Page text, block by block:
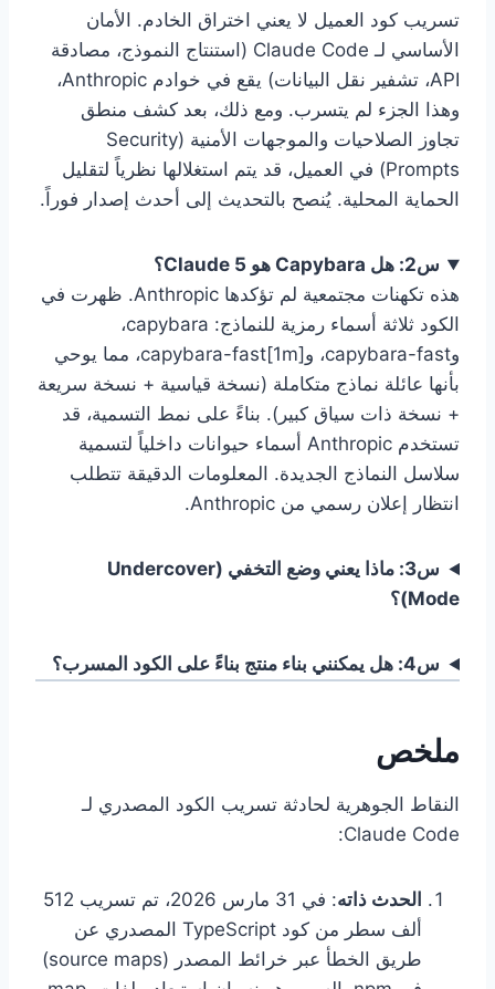
تسريب كود العميل لا يعني اختراق الخادم. الأمان
الأساسي لـ Claude Code (استنتاج النموذج، مصادقة
API، تشفير نقل البيانات) يقع في خوادم Anthropic،
وهذا الجزء لم يتسرب. ومع ذلك، بعد كشف منطق
تجاوز الصلاحيات والموجهات الأمنية (Security
Prompts) في العميل، قد يتم استغلالها نظرياً لتقليل
الحماية المحلية. يُنصح بالتحديث إلى أحدث إصدار فوراً.
س2: هل Capybara هو Claude 5؟
هذه تكهنات مجتمعية لم تؤكدها Anthropic. ظهرت في
الكود ثلاثة أسماء رمزية للنماذج: capybara،
وcapybara-fast، وcapybara-fast[1m]، مما يوحي
بأنها عائلة نماذج متكاملة (نسخة قياسية + نسخة سريعة
+ نسخة ذات سياق كبير). بناءً على نمط التسمية، قد
تستخدم Anthropic أسماء حيوانات داخلياً لتسمية
سلاسل النماذج الجديدة. المعلومات الدقيقة تتطلب
انتظار إعلان رسمي من Anthropic.
س3: ماذا يعني وضع التخفي (Undercover
Mode)؟
س4: هل يمكنني بناء منتج بناءً على الكود المسرب؟
ملخص
النقاط الجوهرية لحادثة تسريب الكود المصدري لـ
Claude Code:
الحدث ذاته
: في 31 مارس 2026، تم تسريب 512
ألف سطر من كود TypeScript المصدري عن
طريق الخطأ عبر خرائط المصدر (source maps)